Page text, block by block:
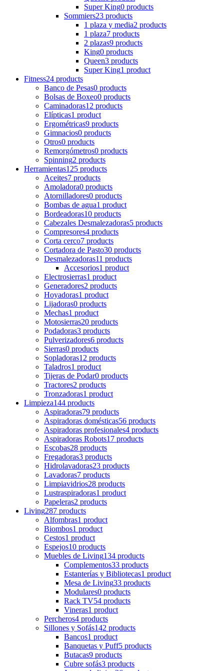
Super King0 products
Sommiers23 products
1 plaza y media2 products
1 plaza7 products
2 plazas9 products
King0 products
Queen3 products
Super King1 product
Fitness24 products
Banco de Pesas0 products
Bolsas de Boxeo0 products
Caminadoras12 products
Elípticas1 product
Ergométricas9 products
Gimnacios0 products
Otros0 products
Remorgómetros0 products
Spinning2 products
Herramientas125 products
Aceites7 products
Amoladora0 products
Atornilladores0 products
Bombas de agua1 product
Bordeadoras10 products
Cabezales Desmalezadoras5 products
Compresores4 products
Corta cerco7 products
Cortadora de Pasto30 products
Desmalezadoras11 products
Accesorios1 product
Electrosierras1 product
Generadores2 products
Hoyadoras1 product
Lijadoras0 products
Mechas1 product
Motosierras20 products
Podadoras3 products
Pulverizadores6 products
Sierras0 products
Sopladoras12 products
Taladros1 product
Tijeras de Podar0 products
Tractores2 products
Tronzadoras1 product
Limpieza144 products
Aspiradoras79 products
Aspiradoras domésticas56 products
Aspiradoras profesionales4 products
Aspiradoras Robots17 products
Escobas28 products
Fregadoras3 products
Hidrolavadoras23 products
Lavadoras7 products
Limpiavidrios28 products
Lustraspiradoras1 product
Papeleras2 products
Living287 products
Alfombras1 product
Biombos1 product
Cestos1 product
Espejos10 products
Muebles de Living134 products
Complementos33 products
Estanterías y Bibliotecas1 product
Mesa de Living33 products
Modulares0 products
Rack TV54 products
Vineras1 product
Percheros4 products
Sillones y Sofás142 products
Bancos1 product
Banquetas y Puff5 products
Butacas9 products
Cubre sofás3 products